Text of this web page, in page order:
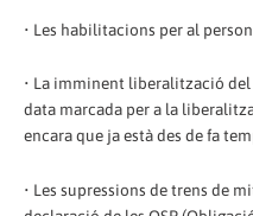
• Les habilitacions per al
• La imminent liberalització
data marcada per a la
encara que ja està des de fa
• Les supressions de trens de